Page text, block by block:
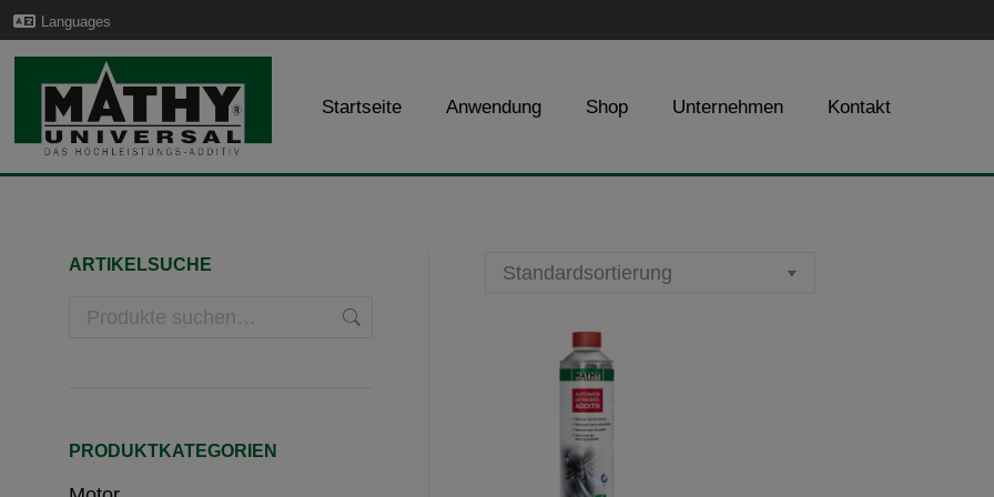
Languages
Startseite Anwendung Shop Unternehmen Kontakt
ARTIKELSUCHE
PRODUKTKATEGORIEN